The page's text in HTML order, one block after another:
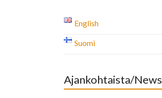
English
Suomi
Ajankohtaista/News